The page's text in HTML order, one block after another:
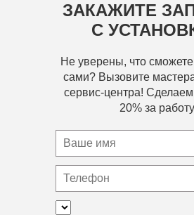
ЗАКАЖИТЕ
С
Не уверены, что сможете
сами? Вызовите
сервис-центра! Сделаем
20% за